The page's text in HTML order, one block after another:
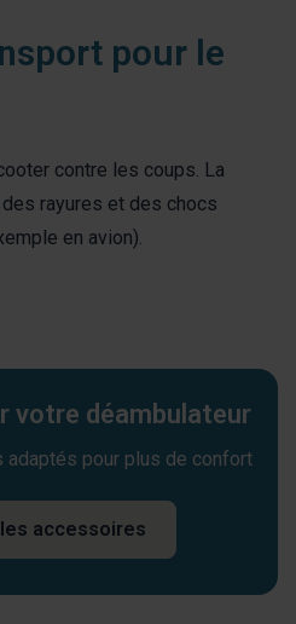
pour le
contre les coups. La
rayures et des chocs
en avion).
votre déambulateur
pour plus de confort
accessoires